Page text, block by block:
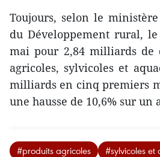
Toujours, selon le
du Développement rural,
mai pour 2,84 milliards de
agricoles, sylvicoles et
milliards en cinq premiers
une hausse de 10,6% sur un
#produits agricoles #sylvicoles et